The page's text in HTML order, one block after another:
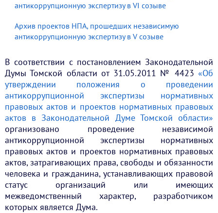
В соответствии с постановлением Законодательной
Думы Томской области от 31.05.2011 № 4423 «Об
утверждении положения о проведении
антикоррупционной экспертизы нормативных
правовых актов и проектов нормативных правовых
актов в Законодательной Думе Томской области»
организовано проведение независимой
антикоррупционной экспертизы нормативных
правовых актов и проектов нормативных правовых
актов, затрагивающих права, свободы и обязанности
человека и гражданина, устанавливающих правовой
статус организаций или имеющих
межведомственный характер, разработчиком
которых является Дума.
антикоррупционную экспертизу в VI созыве
Архив проектов НПА, прошедших независимую
антикоррупционную экспертизу в V созыве